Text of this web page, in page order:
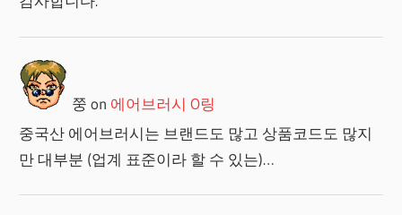
쭝 on 에어브러시 O링
중국산 에어브러시는 브랜드도 많고 상품코드도 많지
만 대부분 (업계 표준이라 할 수 있는)…